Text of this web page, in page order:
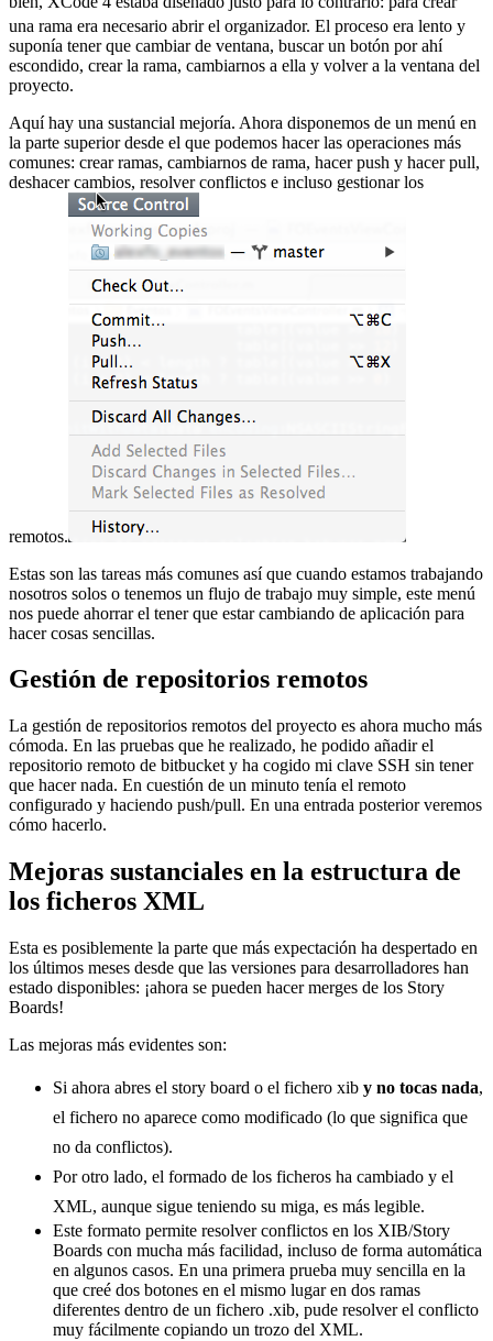
una rama era necesario abrir el organizador. El proceso era lento y
suponía tener que cambiar de ventana, buscar un botón por ahí
escondido, crear la rama, cambiarnos a ella y volver a la ventana del
proyecto.
Aquí hay una sustancial mejoría. Ahora disponemos de un menú en
la parte superior desde el que podemos hacer las operaciones más
comunes: crear ramas, cambiarnos de rama, hacer push y hacer pull,
deshacer cambios, resolver conflictos e incluso gestionar los
remotos.
Estas son las tareas más comunes así que cuando estamos trabajando
nosotros solos o tenemos un flujo de trabajo muy simple, este menú
nos puede ahorrar el tener que estar cambiando de aplicación para
hacer cosas sencillas.
Gestión de repositorios remotos
La gestión de repositorios remotos del proyecto es ahora mucho más
cómoda. En las pruebas que he realizado, he podido añadir el
repositorio remoto de bitbucket y ha cogido mi clave SSH sin tener
que hacer nada. En cuestión de un minuto tenía el remoto
configurado y haciendo push/pull. En una entrada posterior veremos
cómo hacerlo.
Mejoras sustanciales en la estructura de
los ficheros XML
Esta es posiblemente la parte que más expectación ha despertado en
los últimos meses desde que las versiones para desarrolladores han
estado disponibles: ¡ahora se pueden hacer merges de los Story
Boards!
Las mejoras más evidentes son:
Si ahora abres el story board o el fichero xib y no tocas nada,
el fichero no aparece como modificado (lo que significa que
no da conflictos).
Por otro lado, el formado de los ficheros ha cambiado y el
XML, aunque sigue teniendo su miga, es más legible.
Este formato permite resolver conflictos en los XIB/Story
Boards con mucha más facilidad, incluso de forma automática
en algunos casos. En una primera prueba muy sencilla en la
que creé dos botones en el mismo lugar en dos ramas
diferentes dentro de un fichero .xib, pude resolver el conflicto
muy fácilmente copiando un trozo del XML.